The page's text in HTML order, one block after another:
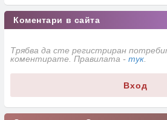
Коментари в сайта
Трябва да сте регистриран
коментирате. Правилата - тук
Вход